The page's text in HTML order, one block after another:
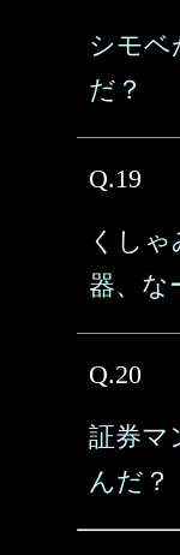
シモベ
だ？
Q.19
くし
器、な
Q.20
証券マ
んだ？